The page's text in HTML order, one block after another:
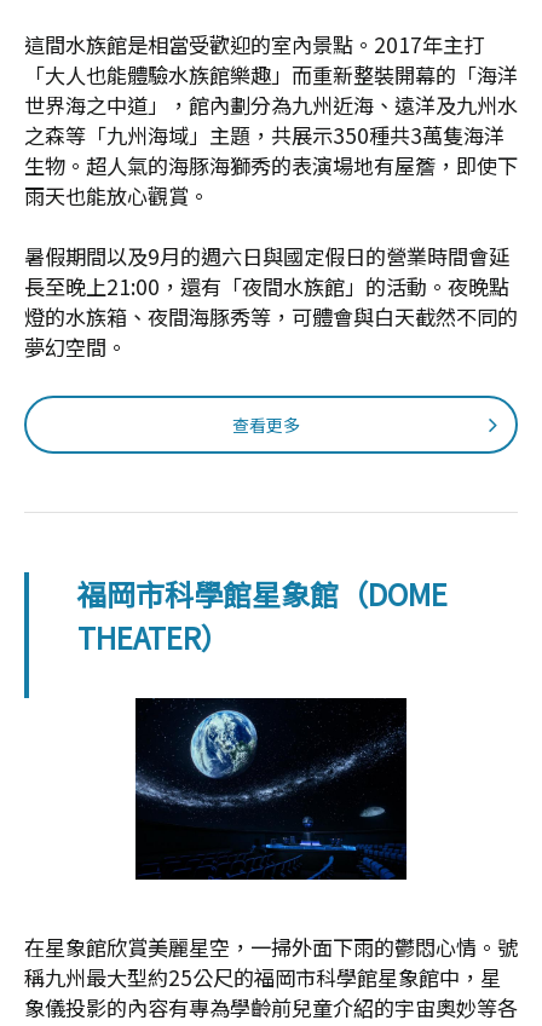
這間水族館是相當受歡迎的室內景點。2017年主打
「大人也能體驗水族館樂趣」而重新整裝開幕的「海洋
世界海之中道」，館內劃分為九州近海、遠洋及九州水
之森等「九州海域」主題，共展示350種共3萬隻海洋
生物。超人氣的海豚海獅秀的表演場地有屋簷，即使下
雨天也能放心觀賞。
暑假期間以及9月的週六日與國定假日的營業時間會延
長至晚上21:00，還有「夜間水族館」的活動。夜晚點
燈的水族箱、夜間海豚秀等，可體會與白天截然不同的
夢幻空間。
查看更多
福岡市科學館星象館（DOME
THEATER）
在星象館欣賞美麗星空，一掃外面下雨的鬱悶心情。號
稱九州最大型約25公尺的福岡市科學館星象館中，星
象儀投影的內容有專為學齡前兒童介紹的宇宙奧妙等各